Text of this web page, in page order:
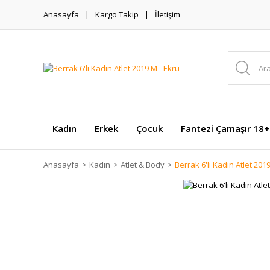
Anasayfa Kargo Takip İletişim
Kadın Erkek Çocuk Fantezi Çamaşır 18+
Anasayfa Kadın Atlet & Body Berrak 6'lı Kadın Atlet